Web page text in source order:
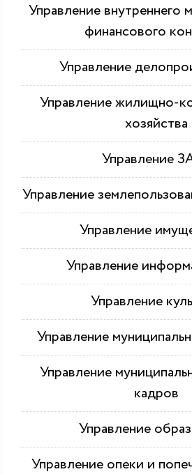
Управление внутреннего
финансового
Управление
Управление жилищно-
хозяйства
Управление
Управление
Управление
Управление
Управление
Управление
Управление
кадров
Управление
Управление опеки и